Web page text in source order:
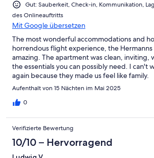
Gut: Sauberkeit, Check-in, Kommunikation,
des Onlineauftritts
Mit Google übersetzen
The most wonderful accommodations and
horrendous flight experience, the
amazing. The apartment was clean, inviting,
the essentials you can possibly need. I can't
again because they made us feel like family.
Aufenthalt von 15 Nächten im Mai 2025
0
Verifizierte Bewertung
10/10 – Hervorragend